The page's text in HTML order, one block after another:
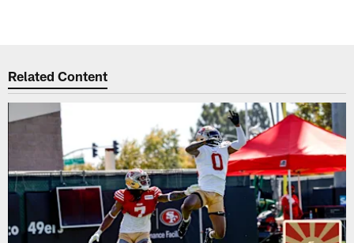
Related Content